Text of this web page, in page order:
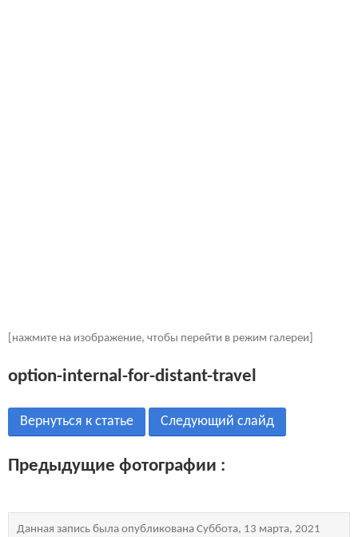
[нажмите на изображение, чтобы перейти в режим галереи]
option-internal-for-distant-travel
Вернуться к статье Следующий слайд
Предыдущие фотографии :
Данная запись была опубликована Суббота, 13 марта, 2021